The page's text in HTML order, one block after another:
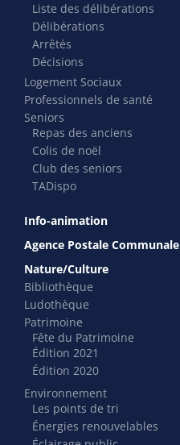
Liste des délibérations
Délibérations
Arrêtés
Décisions
Logement Sociaux
Professionnels de santé
Seniors
Repas des anciens
Colis de noël
Club des seniors
TADispo
Info-animation
Agence Postale Communale
Nature/Culture
Bibliothèque
Ludothèque
Patrimoine
Fête du Patrimoine
Édition 2021
Édition 2020
Environnement
Les points de tri
Énergies renouvelables